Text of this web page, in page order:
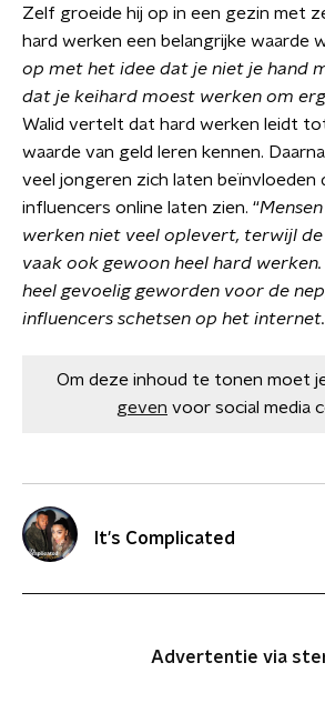
Zelf groeide hij op in een gezin met
hard werken een belangrijke waarde
op met het idee dat je niet je hand
dat je keihard moest werken om
Walid vertelt dat hard werken leidt
waarde van geld leren kennen.
veel jongeren zich laten beïnvloeden
influencers online laten zien. “
werken niet veel oplevert, terwijl
vaak ook gewoon heel hard
heel gevoelig geworden voor de
influencers schetsen op het internet.
Om deze inhoud te tonen moet
geven voor social media
It's Complicated
Advertentie via